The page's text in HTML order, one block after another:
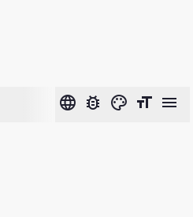
language bug_report color_lens format_size menu